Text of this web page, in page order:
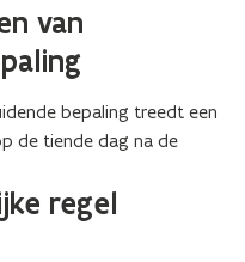
van
bepaling treedt een
de tiende dag na de
regel